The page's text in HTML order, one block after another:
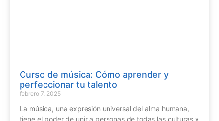
Curso de música: Cómo aprender y
perfeccionar tu talento
febrero 7, 2025
La música, una expresión universal del alma humana,
tiene el poder de unir a personas de todas las culturas y